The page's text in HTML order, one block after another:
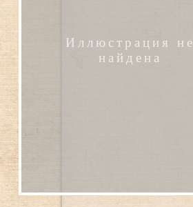
Иллюстрация не
найдена